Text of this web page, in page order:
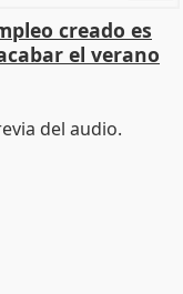
creado es
el verano